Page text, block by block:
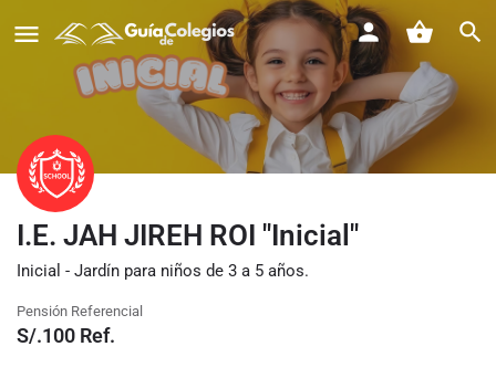
I.E. JAH JIREH ROI "Inicial"
Inicial - Jardín para niños de 3 a 5 años.
Pensión Referencial
S/.100 Ref.